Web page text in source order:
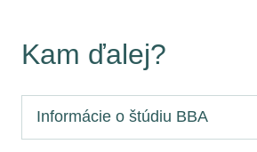
Kam ďalej?
Informácie o štúdiu BBA